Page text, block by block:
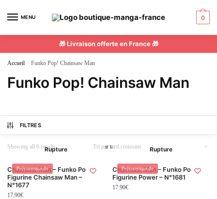
MENU 0
🎁 Livraison offerte en France 🎁
Accueil / Funko Pop! Chainsaw Man
Funko Pop! Chainsaw Man
FILTRES
Showing all 6 results
Précommande
Rupture
Chainsaw Man – Funko Pop! –
Figurine Chainsaw Man –
N°1677
17.90€
Précommande
Rupture
Chainsaw Man – Funko Pop! –
Figurine Power – N°1681
17.90€